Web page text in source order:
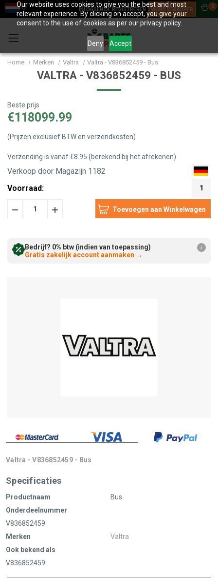
Our website uses cookies to give you the best and most
relevant experience. By clicking on accept, you give your
consent to the use of cookies as per our privacy policy.
Deny Accept
INLOGGEN OF REGISTREREN WORD VERKOPER
0
Home Merken Valtra Valtra - V836852459 - Bus
VALTRA - V836852459 - BUS
Beste prijs
€118099.99
(Prijzen exclusief BTW en verzendkosten)
Verzending is vanaf €8.95 (berekend bij het afrekenen)
Verkoop door Magazijn 1182
Voorraad:
1
HoeveelheidHoeveelheid
Bedrijf? 0% btw (indien van toepassing)
Gratis zakelijk account aanmaken →
i
Valtra - V836852459 - Bus
Specificaties
Productnaam
Bus
Onderdeelnummer
V836852459
Merken
Valtra
Ook bekend als
V836852459